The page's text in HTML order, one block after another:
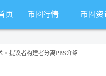
页 币圈行情 币圈资
> 提议者构建者分离PBS介绍